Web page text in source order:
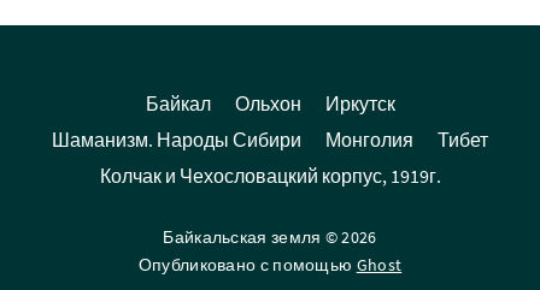
Байкал Ольхон
Иркутск
Шаманизм. Народы Сибири
Монголия
Тибет
Колчак и Чехословацкий корпус, 1919г.
Байкальская земля © 2026
Опубликовано с помощью Ghost